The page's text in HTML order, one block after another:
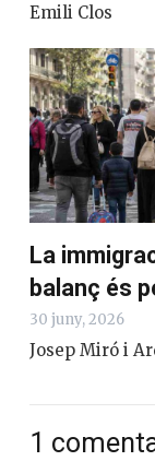
Emili Clos
La
balanç és
30 juny, 2026
Josep Miró i
1